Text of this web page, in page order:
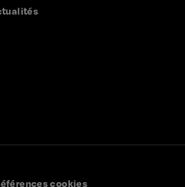
cookies